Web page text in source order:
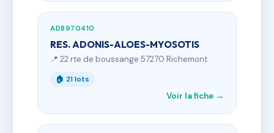
AD8970410
RES. ADONIS-ALOES-MYOSOTIS
📍 22 rte de boussange 57270 Richemont
🏠 21 lots
Voir la fiche →